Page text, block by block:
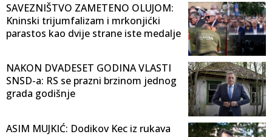
SAVEZNIŠTVO ZAMETENO OLUJOM:
Kninski trijumfalizam i mrkonjićki
parastos kao dvije strane iste medalje
NAKON DVADESET GODINA VLASTI
SNSD-a: RS se prazni brzinom jednog
grada godišnje
ASIM MUJKIĆ: Dodikov Kec iz rukava